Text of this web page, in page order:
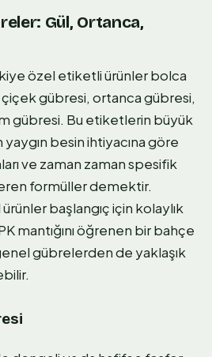
Gül, Ortanca,
özel etiketli ürünler bolca
gübresi, ortanca gübresi,
gübresi. Bu etiketlerin büyük
besin ihtiyacına göre
ve zaman zaman spesifik
formüller demektir.
başlangıç için kolaylık
mantığını öğrenen bir bahçe
gübrelerden de yaklaşık